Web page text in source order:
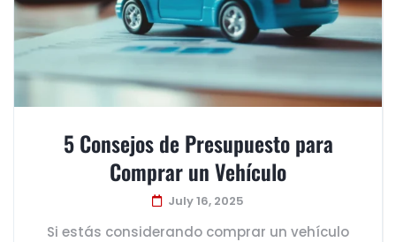
5 Consejos de Presupuesto para
Comprar un Vehículo
July 16, 2025
Si estás considerando comprar un vehículo